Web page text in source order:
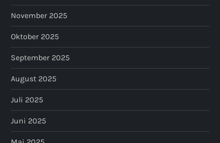
November 2025
Oktober 2025
September 2025
August 2025
Juli 2025
Juni 2025